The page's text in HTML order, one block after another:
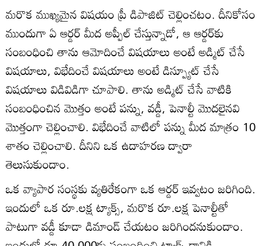
మరొక ముఖ్యమైన విషయం ప్రీ డిపాజిట్‌ చెల్లించటం. దీనికోసం
ముందుగా ఏ ఆర్డర్‌ మీద అప్పీల్‌ చేస్తున్నాడో, ఆ ఆర్డర్‌కు
సంబంధించి తాను ఆమోదించే విషయాలు అంటే అడ్మిట్‌ చేసే
విషయాలు, విభేదించే విషయాలు అంటే డిస్ప్యూట్‌ చేసే
విషయాలు విడివిడిగా చూపాలి. తాను అడ్మిట్‌ చేసే వాటికి
సంబంధించిన మొత్తం అంటే పన్ను, వడ్డీ, పెనాల్టీ మొదలైనవి
మొత్తంగా చెల్లించాలి. విభేదించే వాటిలో పన్ను మీద మాత్రం 10
శాతం చెల్లించాలి. దీనిని ఒక ఉదాహరణ ద్వారా
తెలుసుకుందాం.
ఒక వ్యాపార సంస్థకు వ్యతిరేకంగా ఒక ఆర్డర్‌ ఇవ్వటం జరిగింది.
ఇందులో ఒక రూ.లక్ష ట్యాక్స్‌, మరొక రూ.లక్ష పెనాల్టీతో
పాటుగా వడ్డీ కూడా డిమాండ్‌ చేయటం జరిగిందనుకుందాం.